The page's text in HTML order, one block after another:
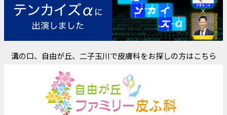
溝の口、自由が丘、二子玉川で皮膚科をお探しの方はこちら